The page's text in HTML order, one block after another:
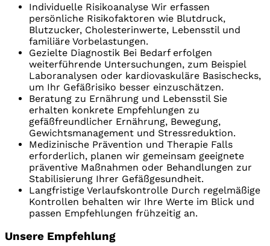
Individuelle Risikoanalyse Wir erfassen
persönliche Risikofaktoren wie Blutdruck,
Blutzucker, Cholesterinwerte, Lebensstil und
familiäre Vorbelastungen.
Gezielte Diagnostik Bei Bedarf erfolgen
weiterführende Untersuchungen, zum Beispiel
Laboranalysen oder kardiovaskuläre Basischecks,
um Ihr Gefäßrisiko besser einzuschätzen.
Beratung zu Ernährung und Lebensstil Sie
erhalten konkrete Empfehlungen zu
gefäßfreundlicher Ernährung, Bewegung,
Gewichtsmanagement und Stressreduktion.
Medizinische Prävention und Therapie Falls
erforderlich, planen wir gemeinsam geeignete
präventive Maßnahmen oder Behandlungen zur
Stabilisierung Ihrer Gefäßgesundheit.
Langfristige Verlaufskontrolle Durch regelmäßige
Kontrollen behalten wir Ihre Werte im Blick und
passen Empfehlungen frühzeitig an.
Unsere Empfehlung